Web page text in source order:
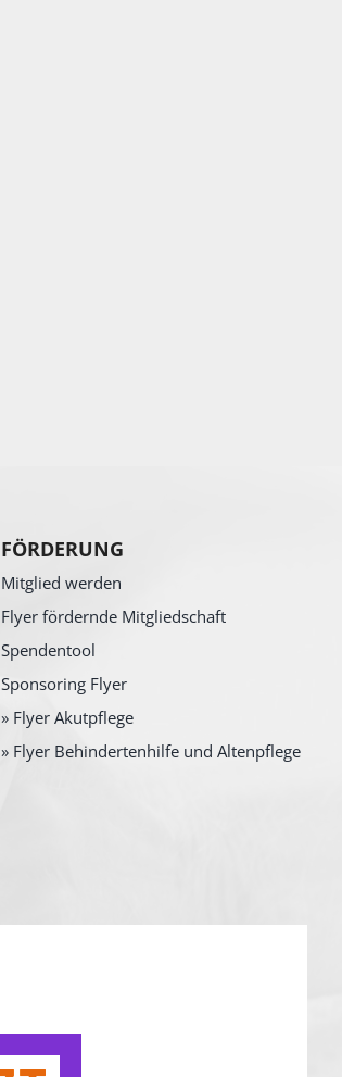
FÖRDERUNG
Mitglied werden
Flyer fördernde Mitgliedschaft
Spendentool
Sponsoring Flyer
» Flyer Akutpflege
» Flyer Behindertenhilfe und Altenpflege